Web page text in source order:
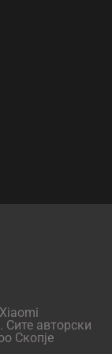
Сите авторски
Скопје